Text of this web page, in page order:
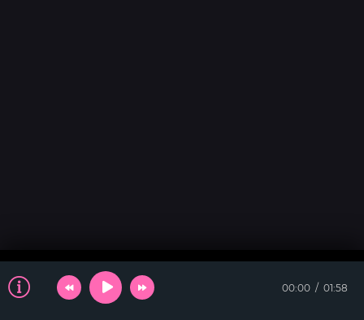
00:00 01:58